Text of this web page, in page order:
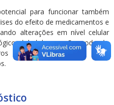
para funcionar também
do efeito de medicamentos e
alterações em nível celular
global do coração, podendo
modelos animais, com